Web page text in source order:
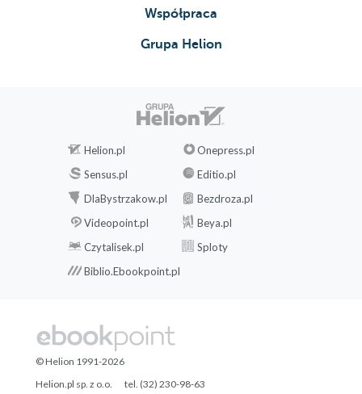
Współpraca
Grupa Helion
Helion.pl
Onepress.pl
Sensus.pl
Editio.pl
DlaBystrzakow.pl
Bezdroza.pl
Videopoint.pl
Beya.pl
Czytalisek.pl
Sploty
Biblio.Ebookpoint.pl
© Helion 1991-2026
Helion.pl sp. z o.o.
tel. (32) 230-98-63